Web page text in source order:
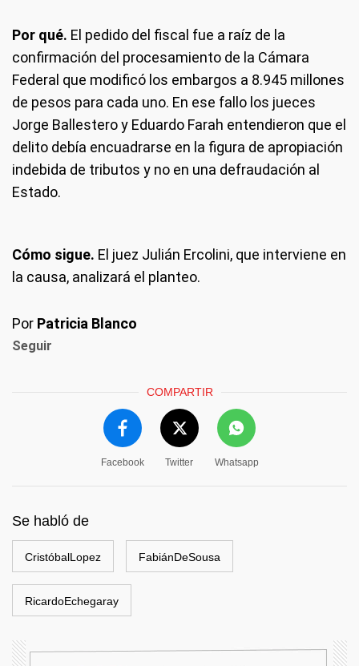
Por qué. El pedido del fiscal fue a raíz de la
confirmación del procesamiento de la Cámara
Federal que modificó los embargos a 8.945 millones
de pesos para cada uno. En ese fallo los jueces
Jorge Ballestero y Eduardo Farah entendieron que el
delito debía encuadrarse en la figura de apropiación
indebida de tributos y no en una defraudación al
Estado.
Cómo sigue. El juez Julián Ercolini, que interviene en
la causa, analizará el planteo.
Por Patricia Blanco
Seguir
COMPARTIR
Facebook Twitter Whatsapp
Se habló de
CristóbalLopez FabiánDeSousa
RicardoEchegaray